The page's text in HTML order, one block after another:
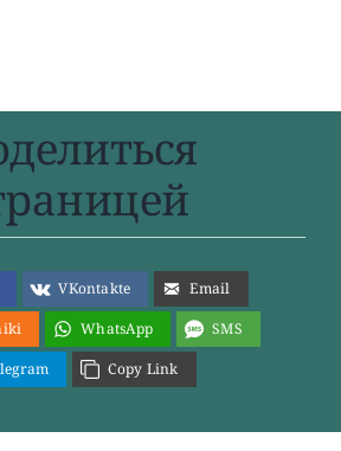
VKontakte
Email
WhatsApp
SMS
Copy Link